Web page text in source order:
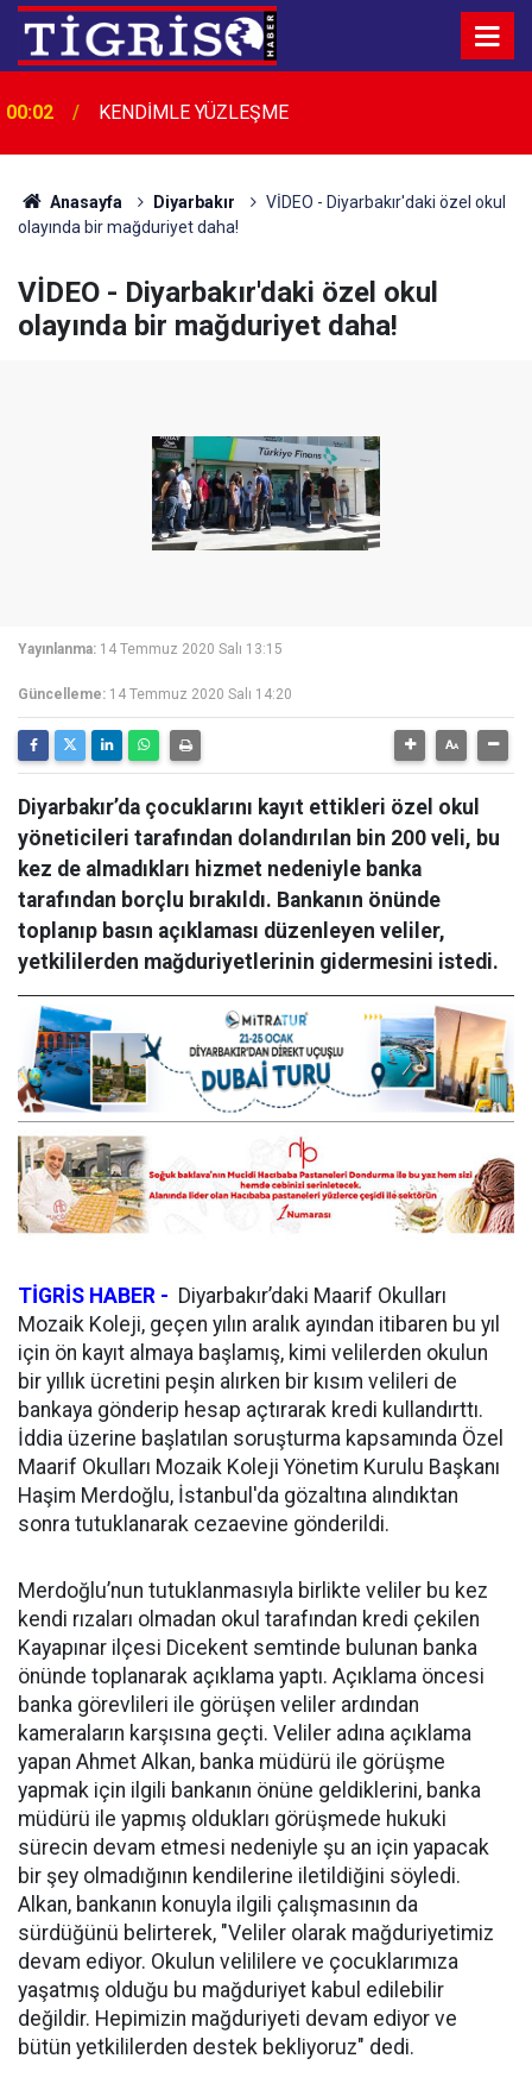
00:02 KENDİMLE YÜZLEŞME
00:01
Bir Köfteci, Bir Gariban Dostu, Bir Diyarbakır
Efsanesi: Fikri Kalaylı
Anasayfa Diyarbakır
VİDEO - Diyarbakır'daki özel okul
olayında bir mağduriyet daha!
VİDEO - Diyarbakır'daki özel okul
olayında bir mağduriyet daha!
Yayınlanma: 14 Temmuz 2020 Salı 13:15
Güncelleme: 14 Temmuz 2020 Salı 14:20
Diyarbakır’da çocuklarını kayıt ettikleri özel okul
yöneticileri tarafından dolandırılan bin 200 veli, bu
kez de almadıkları hizmet nedeniyle banka
tarafından borçlu bırakıldı. Bankanın önünde
toplanıp basın açıklaması düzenleyen veliler,
yetkililerden mağduriyetlerinin gidermesini istedi.
TİGRİS HABER - Diyarbakır’daki Maarif Okulları
Mozaik Koleji, geçen yılın aralık ayından itibaren bu yıl
için ön kayıt almaya başlamış, kimi velilerden okulun
bir yıllık ücretini peşin alırken bir kısım velileri de
bankaya gönderip hesap açtırarak kredi kullandırttı.
İddia üzerine başlatılan soruşturma kapsamında Özel
Maarif Okulları Mozaik Koleji Yönetim Kurulu Başkanı
Haşim Merdoğlu, İstanbul'da gözaltına alındıktan
sonra tutuklanarak cezaevine gönderildi.
Merdoğlu’nun tutuklanmasıyla birlikte veliler bu kez
kendi rızaları olmadan okul tarafından kredi çekilen
Kayapınar ilçesi Dicekent semtinde bulunan banka
önünde toplanarak açıklama yaptı. Açıklama öncesi
banka görevlileri ile görüşen veliler ardından
kameraların karşısına geçti. Veliler adına açıklama
yapan Ahmet Alkan, banka müdürü ile görüşme
yapmak için ilgili bankanın önüne geldiklerini, banka
müdürü ile yapmış oldukları görüşmede hukuki
sürecin devam etmesi nedeniyle şu an için yapacak
bir şey olmadığının kendilerine iletildiğini söyledi.
Alkan, bankanın konuyla ilgili çalışmasının da
sürdüğünü belirterek, "Veliler olarak mağduriyetimiz
devam ediyor. Okulun velililere ve çocuklarımıza
yaşatmış olduğu bu mağduriyet kabul edilebilir
değildir. Hepimizin mağduriyeti devam ediyor ve
bütün yetkililerden destek bekliyoruz" dedi.